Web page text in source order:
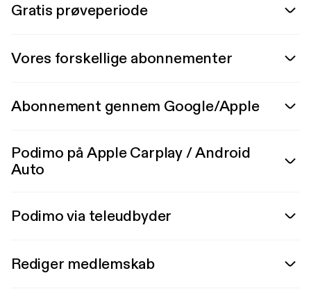
Gratis prøveperiode
Vores forskellige abonnementer
Abonnement gennem Google/Apple
Podimo på Apple Carplay / Android
Auto
Podimo via teleudbyder
Rediger medlemskab